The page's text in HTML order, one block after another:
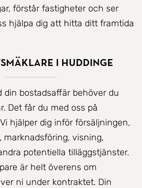
förstår fastigheter och ser
hjälpa dig att hitta ditt framtida
i Huddinge
din bostadsaffär behöver du
Det får du med oss på
hjälper dig inför försäljningen,
marknadsföring, visning,
potentiella tilläggstjänster.
är helt överens om
ni under kontraktet. Din